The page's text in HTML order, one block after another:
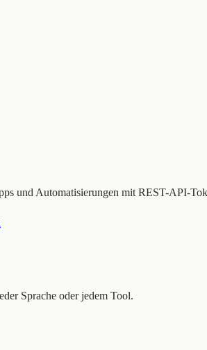
und Automatisierungen mit REST-API-
Sprache oder jedem Tool.